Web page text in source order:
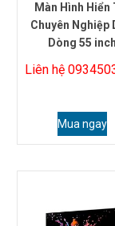
Màn Hình Hiển
Chuyên Nghiệp
Dòng 55 inch
Liên hệ
Mua ngay